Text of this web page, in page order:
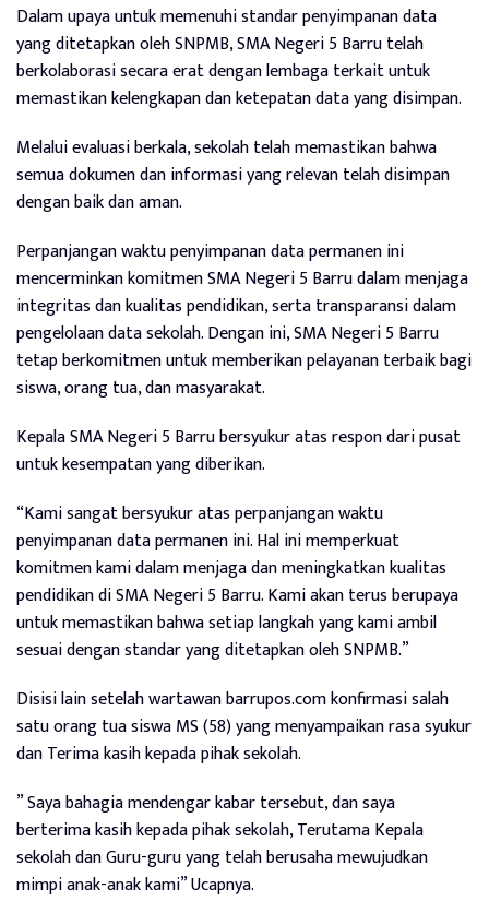
Dalam upaya untuk memenuhi standar penyimpanan data
yang ditetapkan oleh SNPMB, SMA Negeri 5 Barru telah
berkolaborasi secara erat dengan lembaga terkait untuk
memastikan kelengkapan dan ketepatan data yang disimpan.
Melalui evaluasi berkala, sekolah telah memastikan bahwa
semua dokumen dan informasi yang relevan telah disimpan
dengan baik dan aman.
Perpanjangan waktu penyimpanan data permanen ini
mencerminkan komitmen SMA Negeri 5 Barru dalam menjaga
integritas dan kualitas pendidikan, serta transparansi dalam
pengelolaan data sekolah. Dengan ini, SMA Negeri 5 Barru
tetap berkomitmen untuk memberikan pelayanan terbaik bagi
siswa, orang tua, dan masyarakat.
Kepala SMA Negeri 5 Barru bersyukur atas respon dari pusat
untuk kesempatan yang diberikan.
“Kami sangat bersyukur atas perpanjangan waktu
penyimpanan data permanen ini. Hal ini memperkuat
komitmen kami dalam menjaga dan meningkatkan kualitas
pendidikan di SMA Negeri 5 Barru. Kami akan terus berupaya
untuk memastikan bahwa setiap langkah yang kami ambil
sesuai dengan standar yang ditetapkan oleh SNPMB.”
Disisi lain setelah wartawan barrupos.com konfirmasi salah
satu orang tua siswa MS (58) yang menyampaikan rasa syukur
dan Terima kasih kepada pihak sekolah.
” Saya bahagia mendengar kabar tersebut, dan saya
berterima kasih kepada pihak sekolah, Terutama Kepala
sekolah dan Guru-guru yang telah berusaha mewujudkan
mimpi anak-anak kami” Ucapnya.